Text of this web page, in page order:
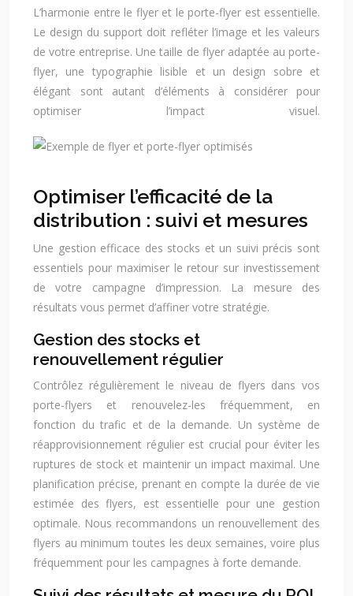
L’harmonie entre le flyer et le porte-flyer est essentielle.
Le design du support doit refléter l’image et les valeurs
de votre entreprise. Une taille de flyer adaptée au porte-
flyer, une typographie lisible et un design sobre et
élégant sont autant d’éléments à considérer pour
optimiser l’impact visuel.
Optimiser l’efficacité de la
distribution : suivi et mesures
Une gestion efficace des stocks et un suivi précis sont
essentiels pour maximiser le retour sur investissement
de votre campagne d’impression. La mesure des
résultats vous permet d’affiner votre stratégie.
Gestion des stocks et
renouvellement régulier
Contrôlez régulièrement le niveau de flyers dans vos
porte-flyers et renouvelez-les fréquemment, en
fonction du trafic et de la demande. Un système de
réapprovisionnement régulier est crucial pour éviter les
ruptures de stock et maintenir un impact maximal. Une
planification précise, prenant en compte la durée de vie
estimée des flyers, est essentielle pour une gestion
optimale. Nous recommandons un renouvellement des
flyers au minimum toutes les deux semaines, voire plus
fréquemment pour les campagnes à forte demande.